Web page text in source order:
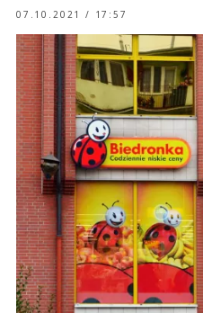
07.10.2021 / 17:57